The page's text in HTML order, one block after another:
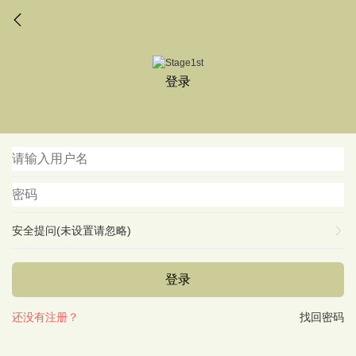
登录
安全提问(未设置请忽略)
登录
找回密码
还没有注册？